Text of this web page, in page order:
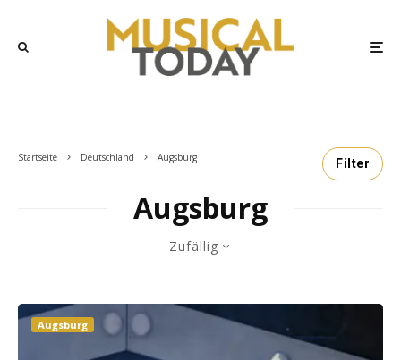
Startseite Deutschland Augsburg Filter
Augsburg
Zufällig
Augsburg